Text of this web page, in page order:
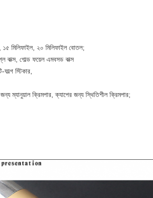
১৫ মিলিফাইল, ২০ মিলিফাইল বোতল;
বাক্স, গোল্ড ফয়েল এমবসড বাক্স
স্টিকার,
ম্যানুয়াল ক্রিমপার, ক্যাপের জন্য স্থিতিশীল ক্রিমপার;